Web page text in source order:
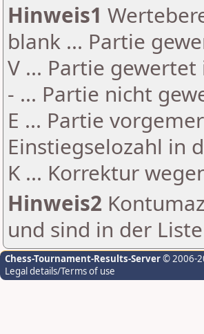
Hinweis1
blank ... Partie
V ... Partie
- ... Partie nicht
E ... Partie
Einstiegselozahl in
K ... Korrektur
Hinweis2
und sind in der
Chess-Tournament-Results-Server© 2006-
Legal details/Terms of use